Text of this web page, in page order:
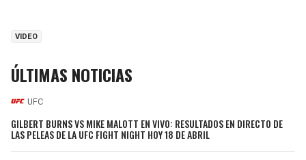
VIDEO
ÚLTIMAS NOTICIAS
UFC
GILBERT BURNS VS MIKE MALOTT EN VIVO: RESULTADOS EN DIRECTO DE
LAS PELEAS DE LA UFC FIGHT NIGHT HOY 18 DE ABRIL